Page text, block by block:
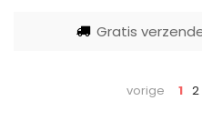
Gratis
vorige 1 2